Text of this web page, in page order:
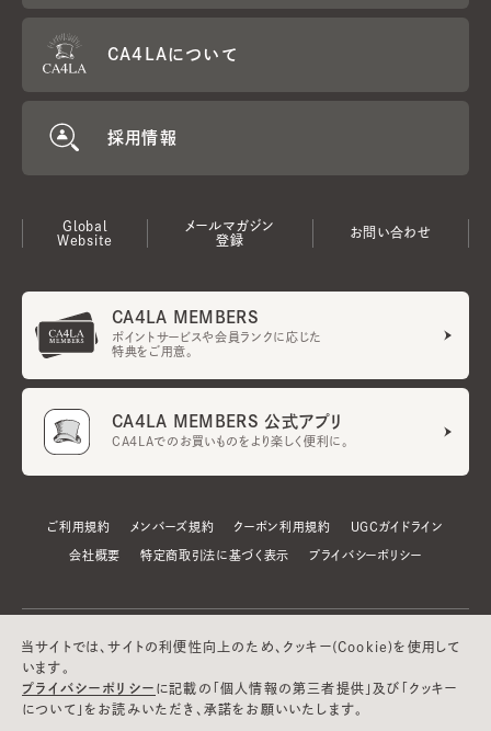
CA4LAについて
採用情報
Global
Website
メールマガジン
登録
お問い合わせ
CA4LA MEMBERS
ポイントサービスや会員ランクに応じた
特典をご用意。
CA4LA MEMBERS 公式アプリ
CA4LAでのお買いものをより楽しく便利に。
ご利用規約 メンバーズ規約 クーポン利用規約 UGCガイドライン
会社概要 特定商取引法に基づく表示 プライバシーポリシー
当サイトでは、サイトの利便性向上のため、クッキー(Cookie)を使用して
います。
プライバシーポリシー に記載の「個人情報の第三者提供」及び「クッキー
について」をお読みいただき、承諾をお願いいたします。